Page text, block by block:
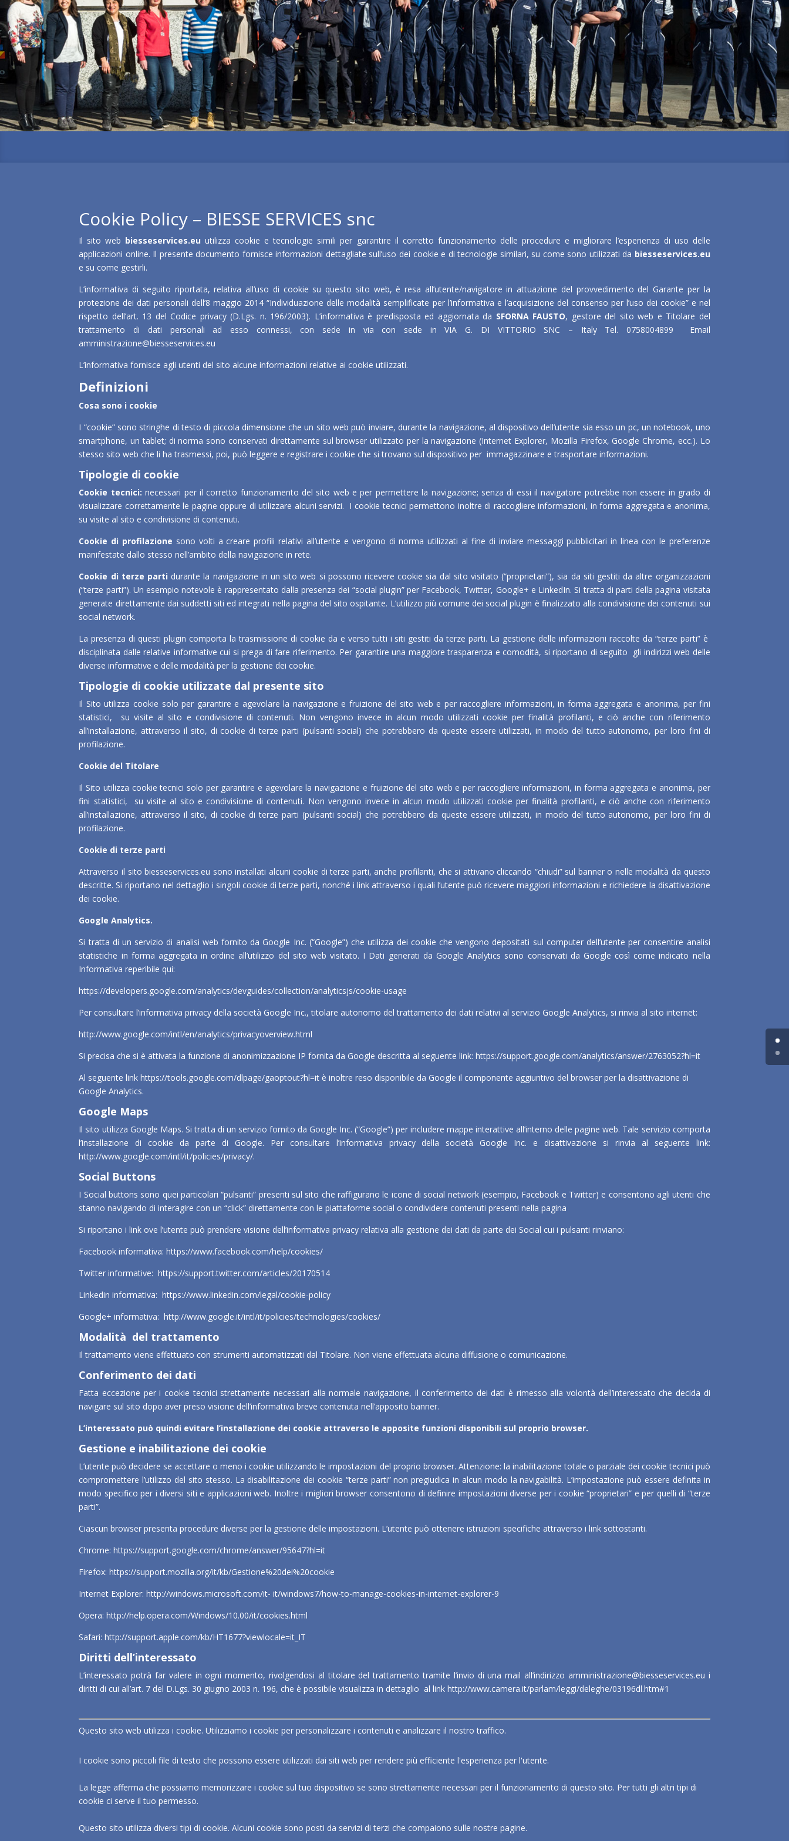
Cookie Policy – BIESSE SERVICES snc
Il sito web biesseservices.eu utilizza cookie e tecnologie simili per garantire il corretto funzionamento delle procedure e migliorare l’esperienza di uso delle
applicazioni online. Il presente documento fornisce informazioni dettagliate sull’uso dei cookie e di tecnologie similari, su come sono utilizzati da biesseservices.eu
e su come gestirli.
L’informativa di seguito riportata, relativa all’uso di cookie su questo sito web, è resa all’utente/navigatore in attuazione del provvedimento del Garante per la
protezione dei dati personali dell’8 maggio 2014 “Individuazione delle modalità semplificate per l’informativa e l’acquisizione del consenso per l’uso dei cookie” e nel
rispetto dell’art. 13 del Codice privacy (D.Lgs. n. 196/2003). L’informativa è predisposta ed aggiornata da SFORNA FAUSTO, gestore del sito web e Titolare del
trattamento di dati personali ad esso connessi, con sede in via con sede in VIA G. DI VITTORIO SNC – Italy Tel. 0758004899 Email
amministrazione@biesseservices.eu
L’informativa fornisce agli utenti del sito alcune informazioni relative ai cookie utilizzati.
Definizioni
Cosa sono i cookie
I “cookie” sono stringhe di testo di piccola dimensione che un sito web può inviare, durante la navigazione, al dispositivo dell’utente sia esso un pc, un notebook, uno
smartphone, un tablet; di norma sono conservati direttamente sul browser utilizzato per la navigazione (Internet Explorer, Mozilla Firefox, Google Chrome, ecc.). Lo
stesso sito web che li ha trasmessi, poi, può leggere e registrare i cookie che si trovano sul dispositivo per immagazzinare e trasportare informazioni.
Tipologie di cookie
Cookie tecnici: necessari per il corretto funzionamento del sito web e per permettere la navigazione; senza di essi il navigatore potrebbe non essere in grado di
visualizzare correttamente le pagine oppure di utilizzare alcuni servizi. I cookie tecnici permettono inoltre di raccogliere informazioni, in forma aggregata e anonima,
su visite al sito e condivisione di contenuti.
Cookie di profilazione sono volti a creare profili relativi all’utente e vengono di norma utilizzati al fine di inviare messaggi pubblicitari in linea con le preferenze
manifestate dallo stesso nell’ambito della navigazione in rete.
Cookie di terze parti durante la navigazione in un sito web si possono ricevere cookie sia dal sito visitato (“proprietari”), sia da siti gestiti da altre organizzazioni
(“terze parti”). Un esempio notevole è rappresentato dalla presenza dei “social plugin” per Facebook, Twitter, Google+ e LinkedIn. Si tratta di parti della pagina visitata
generate direttamente dai suddetti siti ed integrati nella pagina del sito ospitante. L’utilizzo più comune dei social plugin è finalizzato alla condivisione dei contenuti sui
social network.
La presenza di questi plugin comporta la trasmissione di cookie da e verso tutti i siti gestiti da terze parti. La gestione delle informazioni raccolte da “terze parti” è
disciplinata dalle relative informative cui si prega di fare riferimento. Per garantire una maggiore trasparenza e comodità, si riportano di seguito gli indirizzi web delle
diverse informative e delle modalità per la gestione dei cookie.
Tipologie di cookie utilizzate dal presente sito
Il Sito utilizza cookie solo per garantire e agevolare la navigazione e fruizione del sito web e per raccogliere informazioni, in forma aggregata e anonima, per fini
statistici, su visite al sito e condivisione di contenuti. Non vengono invece in alcun modo utilizzati cookie per finalità profilanti, e ciò anche con riferimento
all’installazione, attraverso il sito, di cookie di terze parti (pulsanti social) che potrebbero da queste essere utilizzati, in modo del tutto autonomo, per loro fini di
profilazione.
Cookie del Titolare
Il Sito utilizza cookie tecnici solo per garantire e agevolare la navigazione e fruizione del sito web e per raccogliere informazioni, in forma aggregata e anonima, per
fini statistici, su visite al sito e condivisione di contenuti. Non vengono invece in alcun modo utilizzati cookie per finalità profilanti, e ciò anche con riferimento
all’installazione, attraverso il sito, di cookie di terze parti (pulsanti social) che potrebbero da queste essere utilizzati, in modo del tutto autonomo, per loro fini di
profilazione.
Cookie di terze parti
Attraverso il sito biesseservices.eu sono installati alcuni cookie di terze parti, anche profilanti, che si attivano cliccando “chiudi” sul banner o nelle modalità da questo
descritte. Si riportano nel dettaglio i singoli cookie di terze parti, nonché i link attraverso i quali l’utente può ricevere maggiori informazioni e richiedere la disattivazione
dei cookie.
Google Analytics.
Si tratta di un servizio di analisi web fornito da Google Inc. (“Google”) che utilizza dei cookie che vengono depositati sul computer dell’utente per consentire analisi
statistiche in forma aggregata in ordine all’utilizzo del sito web visitato. I Dati generati da Google Analytics sono conservati da Google così come indicato nella
Informativa reperibile qui:
https://developers.google.com/analytics/devguides/collection/analyticsjs/cookie-usage
Per consultare l’informativa privacy della società Google Inc., titolare autonomo del trattamento dei dati relativi al servizio Google Analytics, si rinvia al sito internet:
http://www.google.com/intl/en/analytics/privacyoverview.html
Si precisa che si è attivata la funzione di anonimizzazione IP fornita da Google descritta al seguente link:https://support.google.com/analytics/answer/2763052?hl=it
Al seguente linkhttps://tools.google.com/dlpage/gaoptout?hl=it è inoltre reso disponibile da Google il componente aggiuntivo del browser per la disattivazione di
Google Analytics.
Google Maps
Il sito utilizza Google Maps. Si tratta di un servizio fornito da Google Inc. (“Google”) per includere mappe interattive all’interno delle pagine web. Tale servizio comporta
l’installazione di cookie da parte di Google. Per consultare l’informativa privacy della società Google Inc. e disattivazione si rinvia al seguente link:
http://www.google.com/intl/it/policies/privacy/.
Social Buttons
I Social buttons sono quei particolari “pulsanti” presenti sul sito che raffigurano le icone di social network (esempio, Facebook e Twitter) e consentono agli utenti che
stanno navigando di interagire con un “click” direttamente con le piattaforme social o condividere contenuti presenti nella pagina
Si riportano i link ove l’utente può prendere visione dell’informativa privacy relativa alla gestione dei dati da parte dei Social cui i pulsanti rinviano:
Facebook informativa: https://www.facebook.com/help/cookies/
Twitter informative:https://support.twitter.com/articles/20170514
Linkedin informativa: https://www.linkedin.com/legal/cookie-policy
Google+ informativa:http://www.google.it/intl/it/policies/technologies/cookies/
Modalità del trattamento
Il trattamento viene effettuato con strumenti automatizzati dal Titolare. Non viene effettuata alcuna diffusione o comunicazione.
Conferimento dei dati
Fatta eccezione per i cookie tecnici strettamente necessari alla normale navigazione, il conferimento dei dati è rimesso alla volontà dell’interessato che decida di
navigare sul sito dopo aver preso visione dell’informativa breve contenuta nell’apposito banner.
L’interessato può quindi evitare l’installazione dei cookie attraverso le apposite funzioni disponibili sul proprio browser.
Gestione e inabilitazione dei cookie
L’utente può decidere se accettare o meno i cookie utilizzando le impostazioni del proprio browser. Attenzione: la inabilitazione totale o parziale dei cookie tecnici può
compromettere l’utilizzo del sito stesso. La disabilitazione dei cookie “terze parti” non pregiudica in alcun modo la navigabilità. L’impostazione può essere definita in
modo specifico per i diversi siti e applicazioni web. Inoltre i migliori browser consentono di definire impostazioni diverse per i cookie “proprietari” e per quelli di “terze
parti”.
Ciascun browser presenta procedure diverse per la gestione delle impostazioni. L’utente può ottenere istruzioni specifiche attraverso i link sottostanti.
Chrome:https://support.google.com/chrome/answer/95647?hl=it
Firefox:https://support.mozilla.org/it/kb/Gestione%20dei%20cookie
Internet Explorer:http://windows.microsoft.com/it- it/windows7/how-to-manage-cookies-in-internet-explorer-9
Opera:http://help.opera.com/Windows/10.00/it/cookies.html
Safari:http://support.apple.com/kb/HT1677?viewlocale=it_IT
Diritti dell’interessato
L’interessato potrà far valere in ogni momento, rivolgendosi al titolare del trattamento tramite l’invio di una mail all’indirizzo amministrazione@biesseservices.eu i
diritti di cui all’art. 7 del D.Lgs. 30 giugno 2003 n. 196, che è possibile visualizza in dettaglio al linkhttp://www.camera.it/parlam/leggi/deleghe/03196dl.htm#1
Questo sito web utilizza i cookie. Utilizziamo i cookie per personalizzare i contenuti e analizzare il nostro traffico.
I cookie sono piccoli file di testo che possono essere utilizzati dai siti web per rendere più efficiente l'esperienza per l'utente.
La legge afferma che possiamo memorizzare i cookie sul tuo dispositivo se sono strettamente necessari per il funzionamento di questo sito. Per tutti gli altri tipi di
cookie ci serve il tuo permesso.
Questo sito utilizza diversi tipi di cookie. Alcuni cookie sono posti da servizi di terzi che compaiono sulle nostre pagine.